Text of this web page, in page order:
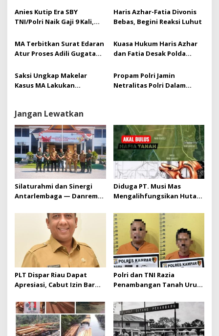
Anies Kutip Era SBY
TNI/Polri Naik Gaji 9 Kali,
Haris Azhar-Fatia Divonis
Bebas, Begini Reaksi Luhut
MA Terbitkan Surat Edaran
Atur Proses Adili Gugatan
Kuasa Hukum Haris Azhar
dan Fatia Desak Polda
Laporan Dugaan Korupsi
Luhut
Saksi Ungkap Makelar
Kasus MA Lakukan
Propam Polri Jamin
Netralitas Polri Dalam
Jangan Lewatkan
Silaturahmi dan Sinergi
Antarlembaga — Danrem
Kejaksaan Negeri Kuansing
Diduga PT. Musi Mas
Mengalihfungsikan Hutan
diduga melebihi batas izin
yang diizinkan
PLT Dispar Riau Dapat
Apresiasi, Cabut Izin Bar
Pro-Rakyat
Polri dan TNI Razia
Penambangan Tanah Urug,